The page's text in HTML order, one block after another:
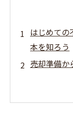
はじめての
本を知ろう
売却準備か
トラブル